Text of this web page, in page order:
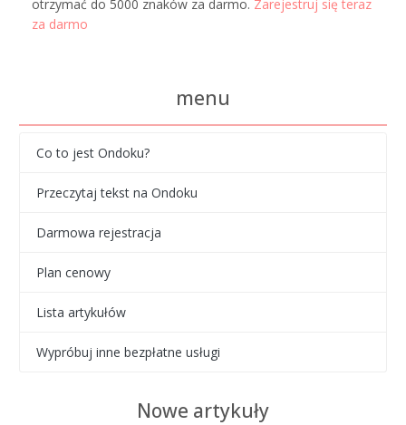
otrzymać do 5000 znaków za darmo. Zarejestruj się teraz
za darmo
menu
Co to jest Ondoku?
Przeczytaj tekst na Ondoku
Darmowa rejestracja
Plan cenowy
Lista artykułów
Wypróbuj inne bezpłatne usługi
Nowe artykuły